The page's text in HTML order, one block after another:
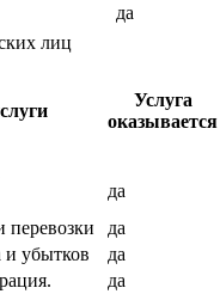
да
лиц
Услуга
оказывается
да
перевозки
да
и убытков
да
да